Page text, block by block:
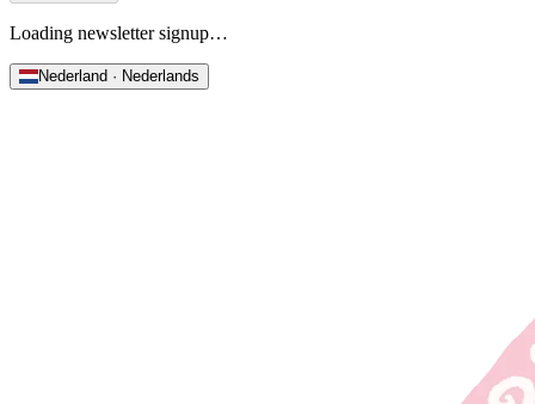
Loading newsletter signup…
Nederland · Nederlands